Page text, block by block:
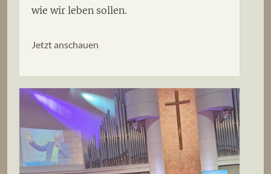
wie wir leben sollen.
Jetzt anschauen